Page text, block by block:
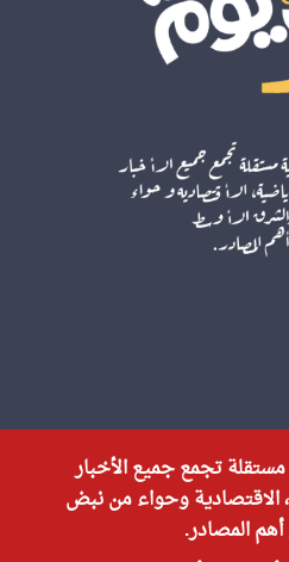
تجمع جميع الأخبار
الاقتصادية وحواء من نبض
المصادر.